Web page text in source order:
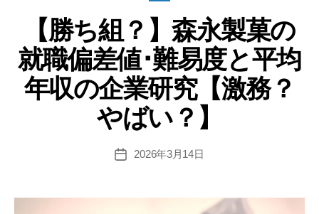
ー
【勝ち組？】森永製菓の
就職偏差値･難易度と平均
年収の企業研究【激務？
やばい？】
投
2026年3月14日